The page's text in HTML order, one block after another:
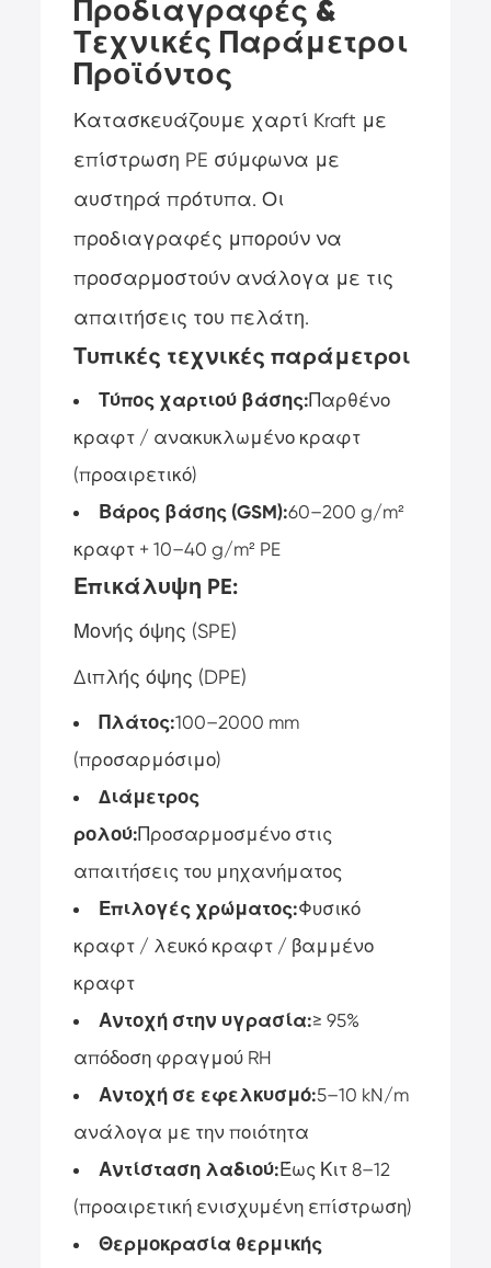
Προδιαγραφές &
Τεχνικές Παράμετροι
Προϊόντος
Κατασκευάζουμε χαρτί Kraft με
επίστρωση PE σύμφωνα με
αυστηρά πρότυπα. Οι
προδιαγραφές μπορούν να
προσαρμοστούν ανάλογα με τις
απαιτήσεις του πελάτη.
Τυπικές τεχνικές παράμετροι
Τύπος χαρτιού βάσης:Παρθένο
κραφτ / ανακυκλωμένο κραφτ
(προαιρετικό)
Βάρος βάσης (GSM):60–200 g/m²
κραφτ + 10–40 g/m² PE
Επικάλυψη PE:
Μονής όψης (SPE)
Διπλής όψης (DPE)
Πλάτος:100–2000 mm
(προσαρμόσιμο)
Διάμετρος
ρολού:Προσαρμοσμένο στις
απαιτήσεις του μηχανήματος
Επιλογές χρώματος:Φυσικό
κραφτ / λευκό κραφτ / βαμμένο
κραφτ
Αντοχή στην υγρασία:≥ 95%
απόδοση φραγμού RH
Αντοχή σε εφελκυσμό:5–10 kN/m
ανάλογα με την ποιότητα
Αντίσταση λαδιού:Έως Κιτ 8–12
(προαιρετική ενισχυμένη επίστρωση)
Θερμοκρασία θερμικής